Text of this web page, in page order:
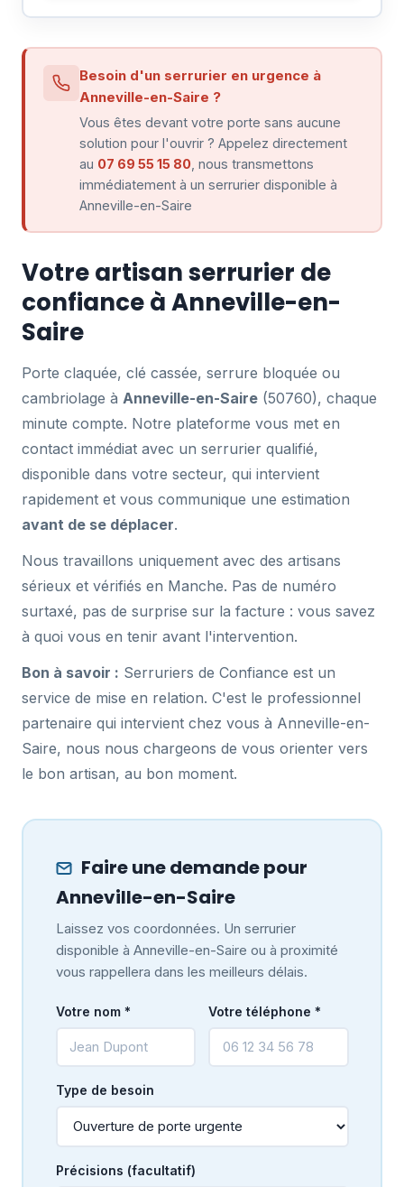
Besoin d'un serrurier en urgence à
Anneville-en-Saire ?
Vous êtes devant votre porte sans aucune
solution pour l'ouvrir ? Appelez directement
au 07 69 55 15 80 , nous transmettons
immédiatement à un serrurier disponible à
Anneville-en-Saire
Votre artisan serrurier de
confiance à Anneville-en-
Saire
Porte claquée, clé cassée, serrure bloquée ou
cambriolage à Anneville-en-Saire (50760), chaque
minute compte. Notre plateforme vous met en
contact immédiat avec un serrurier qualifié,
disponible dans votre secteur, qui intervient
rapidement et vous communique une estimation
avant de se déplacer.
Nous travaillons uniquement avec des artisans
sérieux et vérifiés en Manche. Pas de numéro
surtaxé, pas de surprise sur la facture : vous savez
à quoi vous en tenir avant l'intervention.
Bon à savoir : Serruriers de Confiance est un
service de mise en relation. C'est le professionnel
partenaire qui intervient chez vous à Anneville-en-
Saire, nous nous chargeons de vous orienter vers
le bon artisan, au bon moment.
Faire une demande pour
Anneville-en-Saire
Laissez vos coordonnées. Un serrurier
disponible à Anneville-en-Saire ou à proximité
vous rappellera dans les meilleurs délais.
Votre nom * Votre téléphone *
Type de besoin
Précisions (facultatif)